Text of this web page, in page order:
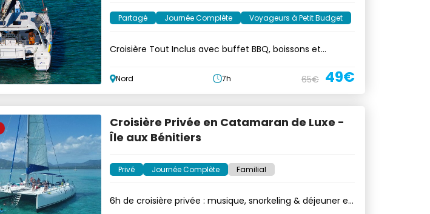
Partagé Journée Complète Voyageurs à Petit Budget
Croisière Tout Inclus avec buffet BBQ, boissons et
Nord 7h 65€ 49€
Croisière Privée en Catamaran de Luxe -
Île aux Bénitiers
Privé Journée Complète Familial
6h de croisière privée : musique, snorkeling & déjeuner en